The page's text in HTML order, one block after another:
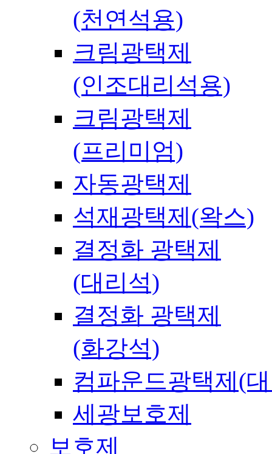
(천연석용)
크림광택제
(인조대리석용)
크림광택제
(프리미엄)
자동광택제
석재광택제(왁스)
결정화 광택제
(대리석)
결정화 광택제
(화강석)
컴파운드광택제(
세광보호제
보호제